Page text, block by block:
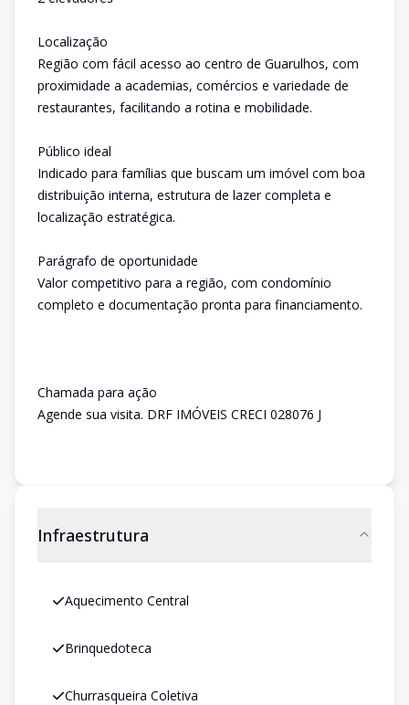
Localização
Região com fácil acesso ao centro de Guarulhos, com
proximidade a academias, comércios e variedade de
restaurantes, facilitando a rotina e mobilidade.
Público ideal
Indicado para famílias que buscam um imóvel com boa
distribuição interna, estrutura de lazer completa e
localização estratégica.
Parágrafo de oportunidade
Valor competitivo para a região, com condomínio
completo e documentação pronta para financiamento.
Chamada para ação
Agende sua visita. DRF IMÓVEIS CRECI 028076 J
Infraestrutura
Aquecimento Central
Brinquedoteca
Churrasqueira Coletiva